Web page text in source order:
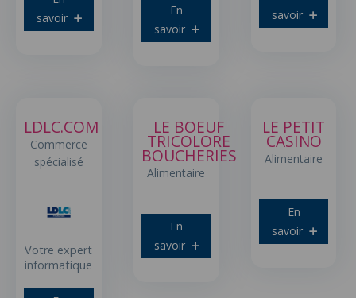
savoir
En
savoir
savoir
LDLC.COM
Commerce
spécialisé
Votre expert
informatique
LE BOEUF
TRICOLORE
BOUCHERIES
Alimentaire
En
savoir
LE PETIT
CASINO
Alimentaire
En
savoir